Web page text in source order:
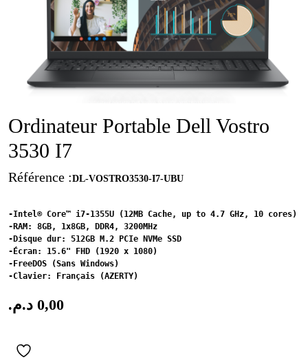
Ordinateur Portable Dell Vostro
3530 I7
Référence :DL-VOSTRO3530-I7-UBU
-Intel® Core™ i7-1355U (12MB Cache, up to 4.7 GHz, 10 cores)
-RAM: 8GB, 1x8GB, DDR4, 3200MHz
-Disque dur: 512GB M.2 PCIe NVMe SSD
-Écran: 15.6" FHD (1920 x 1080)
-FreeDOS (Sans Windows)
-Clavier: Français (AZERTY)
0,00 د.م.